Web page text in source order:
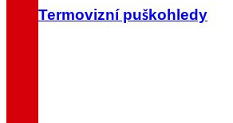
Termovizní puškohledy